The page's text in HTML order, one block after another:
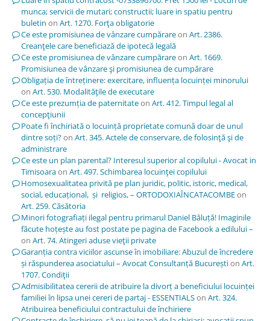
munca; servicii de mutari; constructii; luare in spatiu pentru
buletin on Art. 1270. Forţa obligatorie
Ce este promisiunea de vânzare cumpărareon Art. 2386.
Creanţele care beneficiază de ipotecă legală
Ce este promisiunea de vânzare cumpărareon Art. 1669.
Promisiunea de vânzare şi promisiunea de cumpărare
Obligația de întreținere: exercitare, influența locuinței minorului
on Art. 530. Modalităţile de executare
Ce este prezumția de paternitateon Art. 412. Timpul legal al
concepţiunii
Poate fi închiriată o locuință proprietate comună doar de unul
dintre soți?on Art. 345. Actele de conservare, de folosinţă şi de
administrare
Ce este un plan parental? Interesul superior al copilului - Avocat in
Timisoaraon Art. 497. Schimbarea locuinţei copilului
Homosexualitatea privită pe plan juridic, politic, istoric, medical,
social, educațional, și religios, – ORTODOXIAÎNCATACOMBEon
Art. 259. Căsătoria
Minori fotografiați ilegal pentru primarul Daniel Băluță! Imaginile
făcute hoțește au fost postate pe pagina de Facebook a edilului –
on Art. 74. Atingeri aduse vieţii private
Garanția contra viciilor ascunse în imobiliare: Abuzul de încredere
și răspunderea asociatului – Avocat Consultanță Bucureștion Art.
1707. Condiţii
Admisibilitatea cererii de atribuire la divorț a beneficiului locuinței
familiei în lipsa unei cereri de partaj - ESSENTIALSon Art. 324.
Atribuirea beneficiului contractului de închiriere